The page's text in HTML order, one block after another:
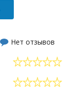
Нет отзывов